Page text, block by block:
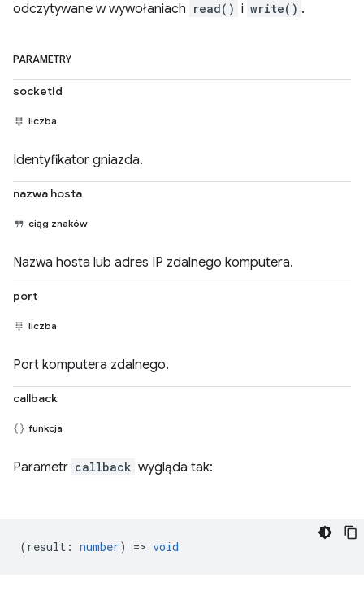
odczytywane w wywołaniach read() i write() .
PARAMETRY
socketId
liczba
Identyfikator gniazda.
nazwa hosta
ciąg znaków
Nazwa hosta lub adres IP zdalnego komputera.
port
liczba
Port komputera zdalnego.
callback
funkcja
Parametr callback wygląda tak:
(result : number) => void